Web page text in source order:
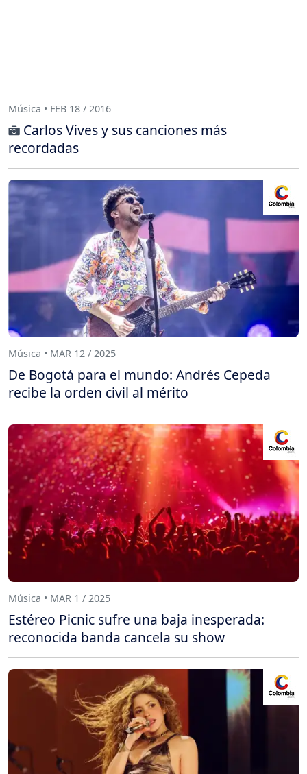
Música • FEB 18 / 2016
Carlos Vives y sus canciones más
recordadas
Música • MAR 12 / 2025
De Bogotá para el mundo: Andrés Cepeda
recibe la orden civil al mérito
Música • MAR 1 / 2025
Estéreo Picnic sufre una baja inesperada:
reconocida banda cancela su show